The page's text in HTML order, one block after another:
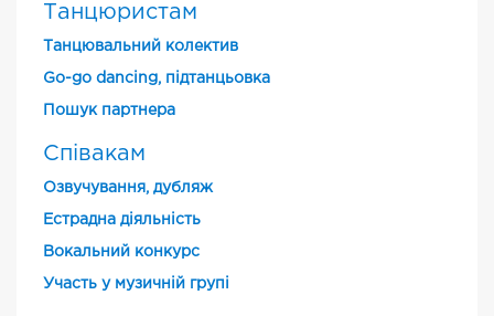
Танцюристам
Танцювальний колектив
Go-go dancing, підтанцьовка
Пошук партнера
Співакам
Озвучування, дубляж
Естрадна діяльність
Вокальний конкурс
Участь у музичній групі